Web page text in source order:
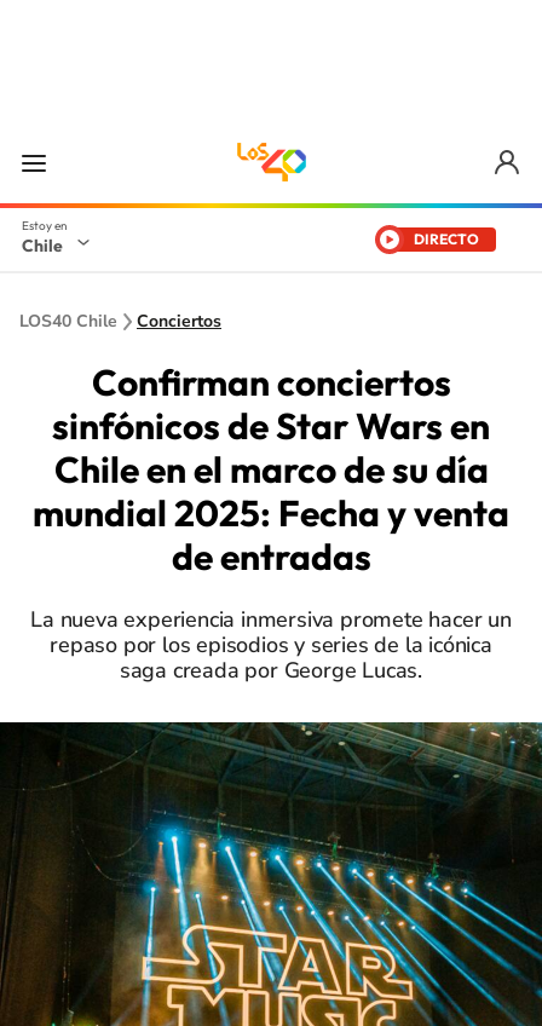
Chile DIRECTO
LOS40 Chile Conciertos
Confirman conciertos
sinfónicos de Star Wars en
Chile en el marco de su día
mundial 2025: Fecha y venta
de entradas
La nueva experiencia inmersiva promete hacer un
repaso por los episodios y series de la icónica
saga creada por George Lucas.